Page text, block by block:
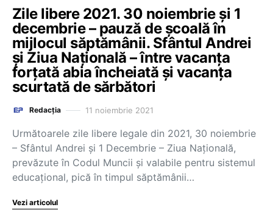
Zile libere 2021. 30 noiembrie și 1
decembrie – pauză de școală în
mijlocul săptămânii. Sfântul Andrei
și Ziua Națională – între vacanța
forțată abia încheiată și vacanța
scurtată de sărbători
Redacția 11 noiembrie 2021
Următoarele zile libere legale din 2021, 30 noiembrie
– Sfântul Andrei și 1 Decembrie – Ziua Națională,
prevăzute în Codul Muncii și valabile pentru sistemul
educațional, pică în timpul săptămânii…
Vezi articolul